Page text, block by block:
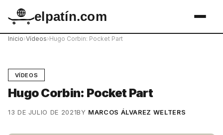
elpatín.com
Inicio›Vídeos›Hugo Corbin: Pocket Part
VÍDEOS
Hugo Corbin: Pocket Part
13 DE JULIO DE 2021BY MARCOS ÁLVAREZ WELTERS